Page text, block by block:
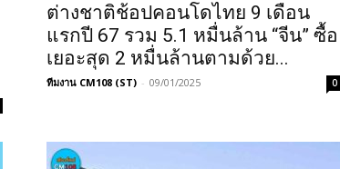
ต่างชาติช้อปคอนโดไทย 9 เดือน
แรกปี 67 รวม 5.1 หมื่นล้าน “จีน” ซื้อ
เยอะสุด 2 หมื่นล้านตามด้วย...
ทีมงาน CM108 (ST) - 09/01/2025 0